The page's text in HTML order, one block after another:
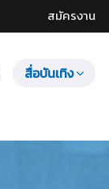
สมัครงาน
สื่อบันเทิง